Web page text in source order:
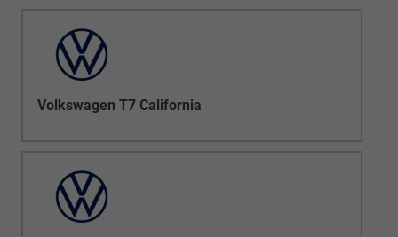
Volkswagen T7 California